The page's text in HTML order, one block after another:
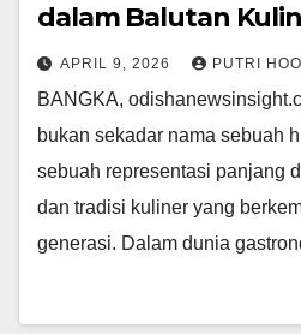
dalam Balutan
APRIL 9, 2026 PUTRI
BANGKA,
bukan sekadar nama sebuah
sebuah representasi panjang
dan tradisi kuliner yang
generasi. Dalam dunia